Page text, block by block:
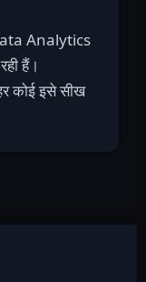
Analytics
हैं।
कोई इसे सीख